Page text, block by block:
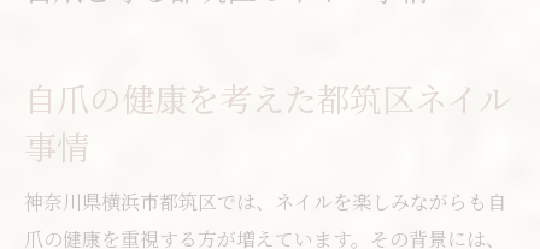
都筑区ネイルで叶える理想の指先美
自爪育成に強いネイルサロンの選び方
ジェルネイルと自爪ケア両立の方法
自爪の健康を考えた都筑区ネイル
事情
神奈川県横浜市都筑区では、ネイルを楽しみながらも自
爪の健康を重視する方が増えています。その背景には、